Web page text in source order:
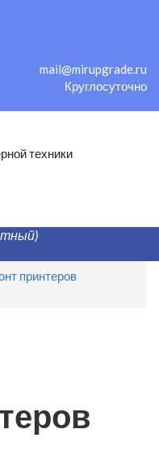
mail@mirupgrade.ru
Круглосуточно
техники
принтеров